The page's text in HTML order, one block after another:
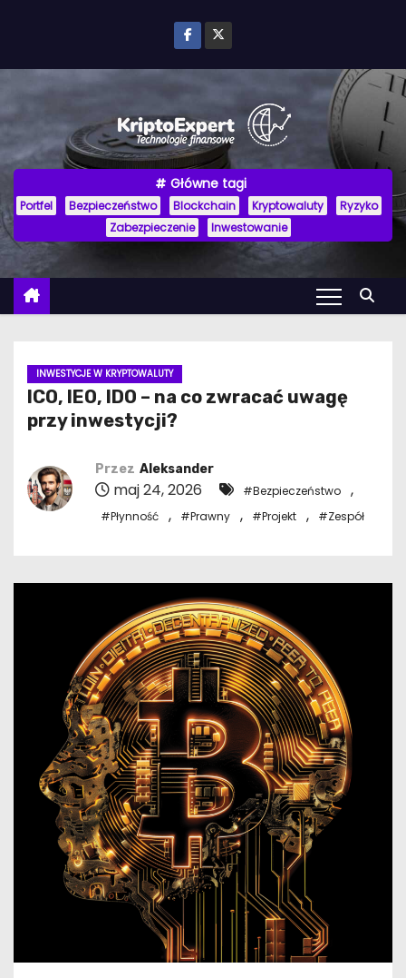
j
ź
o
t
ś
Główne tagi
Portfel Bezpieczeństwo Blockchain Kryptowaluty
Ryzyko
Zabezpieczenie
Inwestowanie
INWESTYCJE W KRYPTOWALUTY
ICO, IEO, IDO – na co zwracać uwagę
przy inwestycji?
Przez Aleksander
maj 24, 2026 #Bezpieczeństwo ,
#Płynność , #Prawny , #Projekt , #Zespół